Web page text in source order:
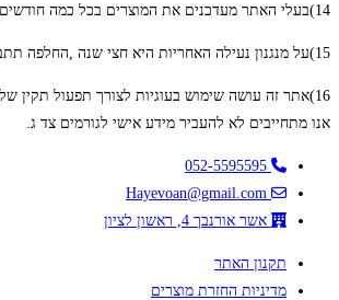
14)בעלי האתר מעדכנים את המוצרים בכל כמה חודשים במחירים הכי טובים שאפשר ,יעשה ניסיון להציע לך לשלוח לך מבצע כלקוח קיים במערכת ,אך תינתן לך גם האפשרות לסרב לקבל המשך מבצעים
15)על מנגנון נעילה האחריות היא חצי שנה ,החלפה תתבצע במחסן האתר עד 14 ימי עבודה ,המשלוח חזרה על בעלי האתר והמשלוח לתיקון על הלקוח
16)אתר זה עושה שימוש בעוגיות לצורך תפעול תקין של החנות.
אנו מתחייבים לא להעביר מידע אישי לגורמים צד ג.
052-5595595
Hayevoan@gmail.com
אשר אורנבך 4, ראשון לציון
תקנון האתר
מדיניות החזרת מוצרים